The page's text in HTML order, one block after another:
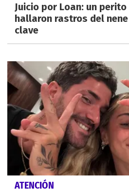
Juicio por Loan: un
hallaron rastros del
clave
ATENCIÓN